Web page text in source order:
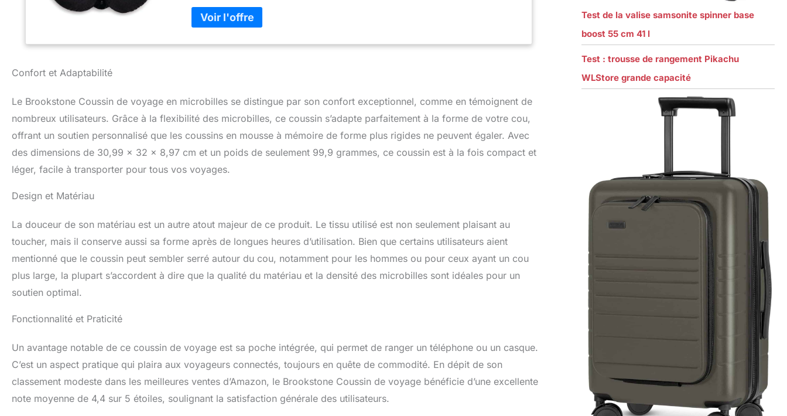
voyageur adorera et adorera Oreiller de voyage en microbilles : notre oreiller de
voyage en microbilles est rempli de millions de microbilles de qualité supérieure et
dispose d'un design double face pour fournir un maximum de confort. Un côté a
une housse en polaire luxueuse de haute qualité, tandis que l'autre côté est en
de soutien du cou peut aider à rendre le voyage plus confortable en réduisant le
stress sur votre cou et vos épaules, et vous permettant de dormir
mémoire de forme derrière votre dos peut fournir un soutien lombaire et aider à
soulager le stress encouru sur votre dos pendant de longues périodes d'assise.
Cet oreiller peut vous aider à vous reposer confortablement et à pencher votre
tête pendant votre voyage. Poche de rangement : oreiller de voyage pratique avec
Confort et Adaptabilité
Le Brookstone Coussin de voyage en microbilles se distingue par son confort exceptionnel, comme en témoignent de
nombreux utilisateurs. Grâce à la flexibilité des microbilles, ce coussin s’adapte parfaitement à la forme de votre cou,
offrant un soutien personnalisé que les coussins en mousse à mémoire de forme plus rigides ne peuvent égaler. Avec
des dimensions de 30,99 x 32 x 8,97 cm et un poids de seulement 99,9 grammes, ce coussin est à la fois compact et
léger, facile à transporter pour tous vos voyages.
Design et Matériau
La douceur de son matériau est un autre atout majeur de ce produit. Le tissu utilisé est non seulement plaisant au
toucher, mais il conserve aussi sa forme après de longues heures d’utilisation. Bien que certains utilisateurs aient
mentionné que le coussin peut sembler serré autour du cou, notamment pour les hommes ou pour ceux ayant un cou
plus large, la plupart s’accordent à dire que la qualité du matériau et la densité des microbilles sont idéales pour un
soutien optimal.
Fonctionnalité et Praticité
Un avantage notable de ce coussin de voyage est sa poche intégrée, qui permet de ranger un téléphone ou un casque.
C’est un aspect pratique qui plaira aux voyageurs connectés, toujours en quête de commodité. En dépit de son
classement modeste dans les meilleures ventes d’Amazon, le Brookstone Coussin de voyage bénéficie d’une excellente
note moyenne de 4,4 sur 5 étoiles, soulignant la satisfaction générale des utilisateurs.
Test de la valise samsonite spinner base
boost 55 cm 41 l
Test : trousse de rangement Pikachu
WLStore grande capacité